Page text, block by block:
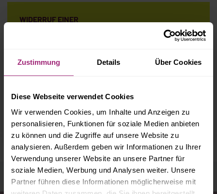
Zustimmung Details Über Cookies
Diese Webseite verwendet Cookies
Wir verwenden Cookies, um Inhalte und Anzeigen zu
personalisieren, Funktionen für soziale Medien anbieten
zu können und die Zugriffe auf unsere Website zu
analysieren. Außerdem geben wir Informationen zu Ihrer
Verwendung unserer Website an unsere Partner für
soziale Medien, Werbung und Analysen weiter. Unsere
Partner führen diese Informationen möglicherweise mit
WIDERRUF EINER
MODERNISIERUNGSVEREINBARUNG MÖGLICH
MIETENBREMSE OHNE MEHRHEIT IM BUNDESTAG